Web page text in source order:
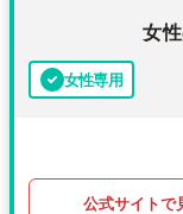
女
女性専用
公式サイトで